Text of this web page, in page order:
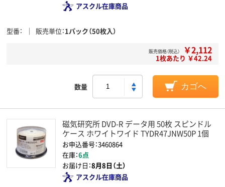
アスクル在庫商品
型番 販売単位 1パック（50枚入）
販売価格（税込） ￥2,112
1枚あたり ￥42.24
数量 カゴへ
磁気研究所 DVD-R データ用 50枚 スピンドル
ケース ホワイトワイド TYDR47JNW50P 1個
お申込番号：3460864
在庫：6点
お届け日：8月8日（土）
アスクル在庫商品